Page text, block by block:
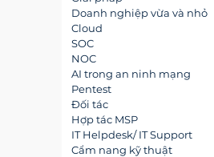
Doanh nghiệp vừa và nhỏ
Cloud
SOC
NOC
AI trong an ninh mạng
Pentest
Đối tác
Hợp tác MSP
IT Helpdesk/ IT Support
Cẩm nang kỹ thuật